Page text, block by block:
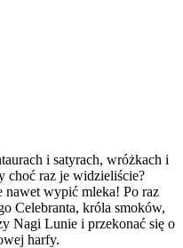
i satyrach, wróżkach i
choć raz je widzieliście?
nawet wypić mleka! Po raz
Celebranta, króla smoków,
Nagi Lunie i przekonać się o
harfy.